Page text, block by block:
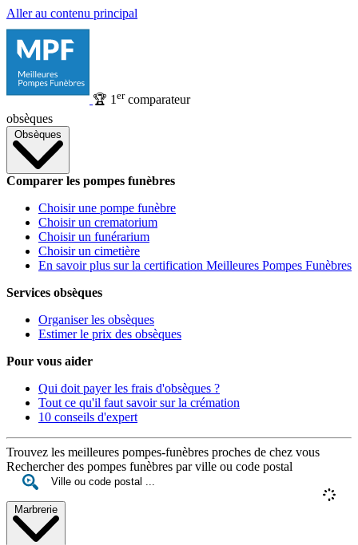
Aller au contenu principal
🏆 1 ercomparateur
obsèques
Obsèques
Comparer les pompes funèbres
Choisir une pompe funèbre
Choisir un crematorium
Choisir un funérarium
Choisir un cimetière
En savoir plus sur la certification Meilleures Pompes Funèbres
Services obsèques
Organiser les obsèques
Estimer le prix des obsèques
Pour vous aider
Qui doit payer les frais d'obsèques ?
Tout ce qu'il faut savoir sur la crémation
10 conseils d'expert
Trouvez les meilleures pompes-funèbres proches de chez vous
Rechercher des pompes funèbres par ville ou code postal
Marbrerie